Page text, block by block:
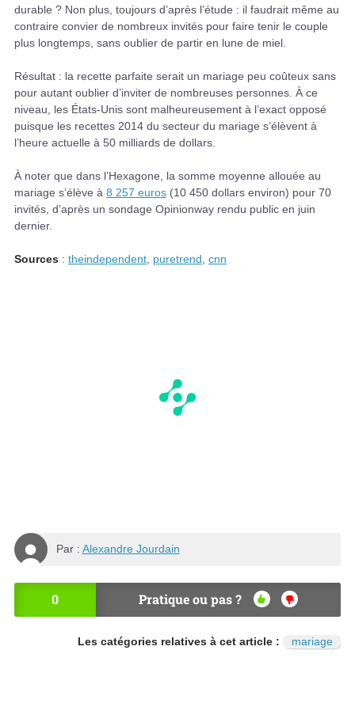
durable ? Non plus, toujours d’après l’étude : il faudrait même au
contraire convier de nombreux invités pour faire tenir le couple
plus longtemps, sans oublier de partir en lune de miel.
Résultat : la recette parfaite serait un mariage peu coûteux sans
pour autant oublier d’inviter de nombreuses personnes. À ce
niveau, les États-Unis sont malheureusement à l’exact opposé
puisque les recettes 2014 du secteur du mariage s’élèvent à
l’heure actuelle à 50 milliards de dollars.
À noter que dans l’Hexagone, la somme moyenne allouée au
mariage s’élève à 8 257 euros (10 450 dollars environ) pour 70
invités, d’après un sondage Opinionway rendu public en juin
dernier.
Sources : theindependent puretrend cnn
Par : Alexandre Jourdain
0 Pratique ou pas ?
OU
NO
N
Les catégories relatives à cet article : mariage